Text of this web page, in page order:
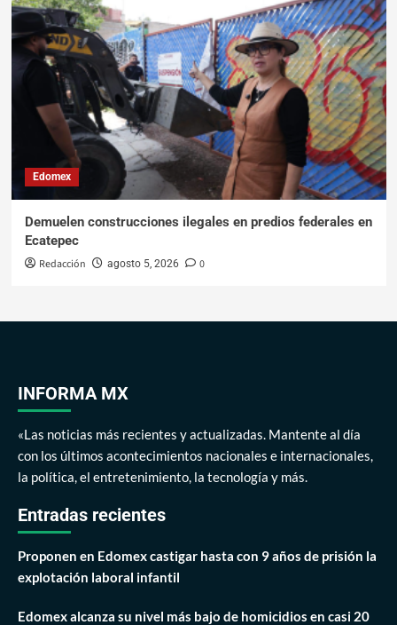
Edomex
Demuelen construcciones ilegales en predios federales en
Ecatepec
Redacción agosto 5, 2026 0
INFORMA MX
«Las noticias más recientes y actualizadas. Mantente al día
con los últimos acontecimientos nacionales e internacionales,
la política, el entretenimiento, la tecnología y más.
Entradas recientes
Proponen en Edomex castigar hasta con 9 años de prisión la
explotación laboral infantil
Edomex alcanza su nivel más bajo de homicidios en casi 20